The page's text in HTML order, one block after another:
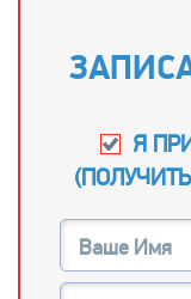
Я
(